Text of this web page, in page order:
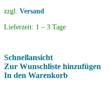
zzgl. Versand
Lieferzeit: 1 – 3 Tage
Schnellansicht
Zur Wunschliste hinzufügen
In den Warenkorb